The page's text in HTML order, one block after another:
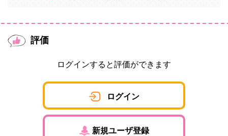
評価
ログインすると評価ができます
ログイン
新規ユーザ登録